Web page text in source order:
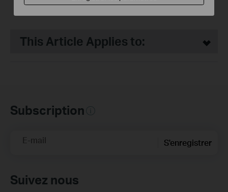
This Article Applies to:
Subscription
E-mail S'enregistrer
Suivez nous